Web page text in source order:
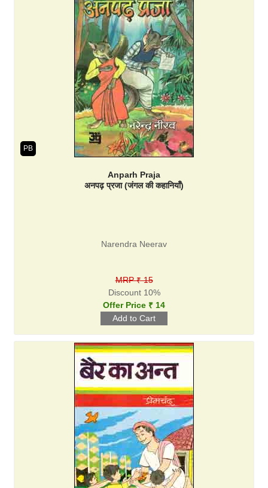
PB
Anparh Praja
अनपढ़ प्रजा (जंगल की कहानियाँ)
Narendra Neerav
MRP ₹ 15
Discount 10%
Offer Price ₹ 14